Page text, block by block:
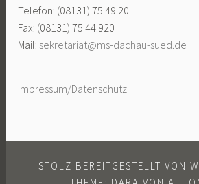
Telefon: (08131) 75 49 20
Fax: (08131) 75 44 920
Mail: sekretariat@ms-dachau-sued.de
Impressum/Datenschutz
STOLZ BEREITGESTELLT VON